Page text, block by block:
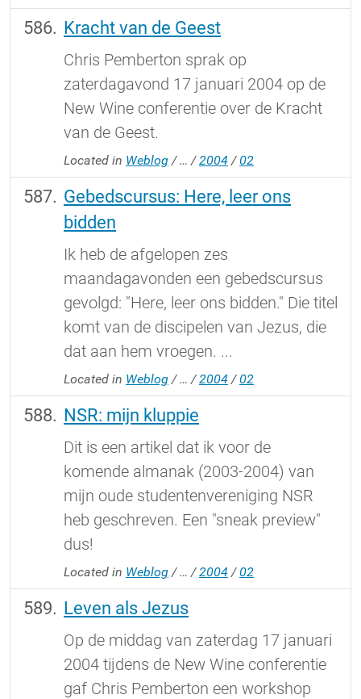
Kracht van de Geest
Chris Pemberton sprak op
zaterdagavond 17 januari 2004 op de
New Wine conferentie over de Kracht
van de Geest.
Located in Weblog /… /2004 /02
Gebedscursus: Here, leer ons
bidden
Ik heb de afgelopen zes
maandagavonden een gebedscursus
gevolgd: "Here, leer ons bidden." Die titel
komt van de discipelen van Jezus, die
dat aan hem vroegen. ...
Located in Weblog /… /2004 /02
NSR: mijn kluppie
Dit is een artikel dat ik voor de
komende almanak (2003-2004) van
mijn oude studentenvereniging NSR
heb geschreven. Een "sneak preview"
dus!
Located in Weblog /… /2004 /02
Leven als Jezus
Op de middag van zaterdag 17 januari
2004 tijdens de New Wine conferentie
gaf Chris Pemberton een workshop